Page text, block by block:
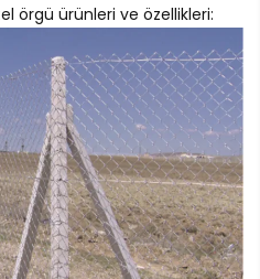
örgü ürünleri ve özellikleri: